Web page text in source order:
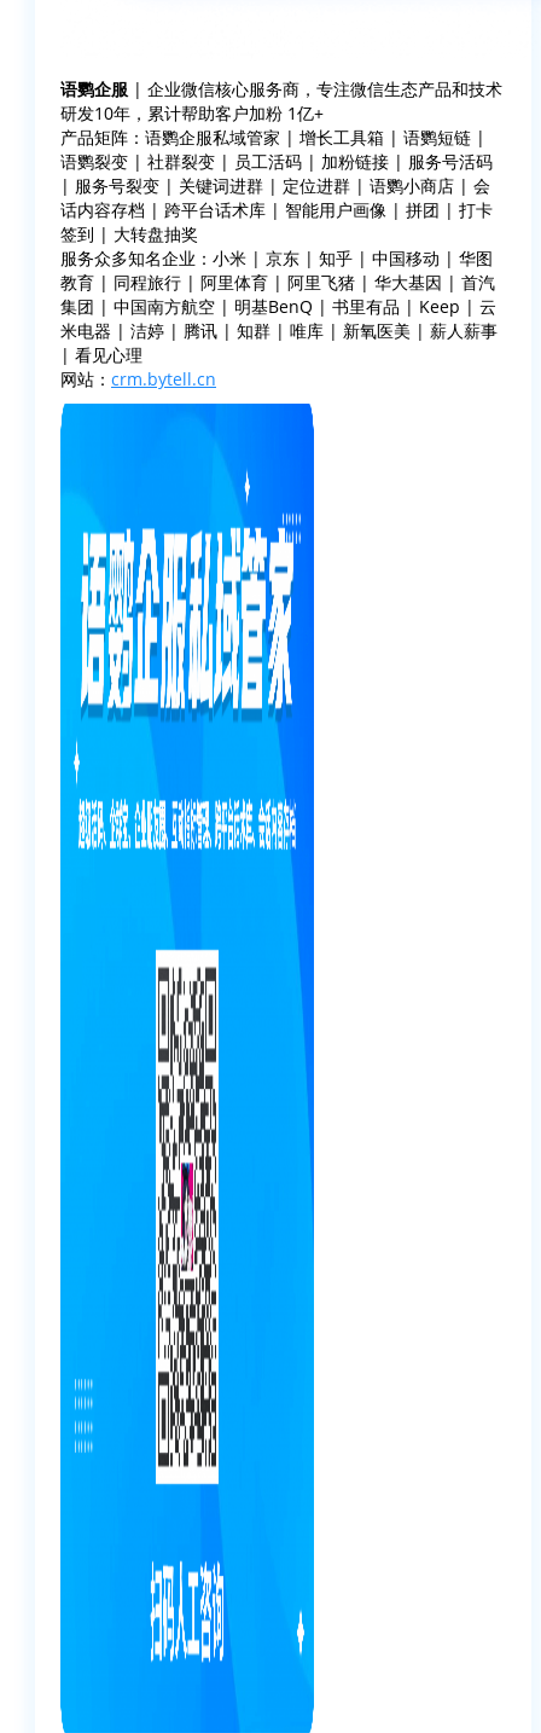
语鹦企服 | 企业微信核心服务商，专注微信生态产品和技术
研发10年，累计帮助客户加粉 1亿+
产品矩阵：语鹦企服私域管家 | 增长工具箱 | 语鹦短链 |
语鹦裂变 | 社群裂变 | 员工活码 | 加粉链接 | 服务号活码
| 服务号裂变 | 关键词进群 | 定位进群 | 语鹦小商店 | 会
话内容存档 | 跨平台话术库 | 智能用户画像 | 拼团 | 打卡
签到 | 大转盘抽奖
服务众多知名企业：小米 | 京东 | 知乎 | 中国移动 | 华图
教育 | 同程旅行 | 阿里体育 | 阿里飞猪 | 华大基因 | 首汽
集团 | 中国南方航空 | 明基BenQ | 书里有品 | Keep | 云
米电器 | 洁婷 | 腾讯 | 知群 | 唯库 | 新氧医美 | 薪人薪事
| 看见心理
网站： crm.bytell.cn